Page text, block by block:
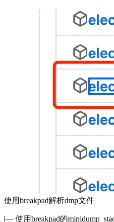
使用breakpad解析dmp文件
|— 使用breakpad的